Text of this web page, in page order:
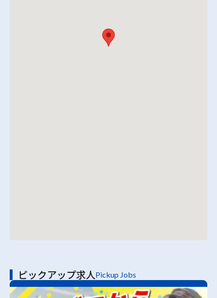
ピックアップ求人Pickup Jobs